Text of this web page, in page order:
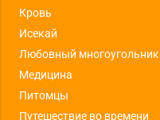
Кровь
Исекай
Любовный многоугольник
Медицина
Питомцы
Путешествие во времени